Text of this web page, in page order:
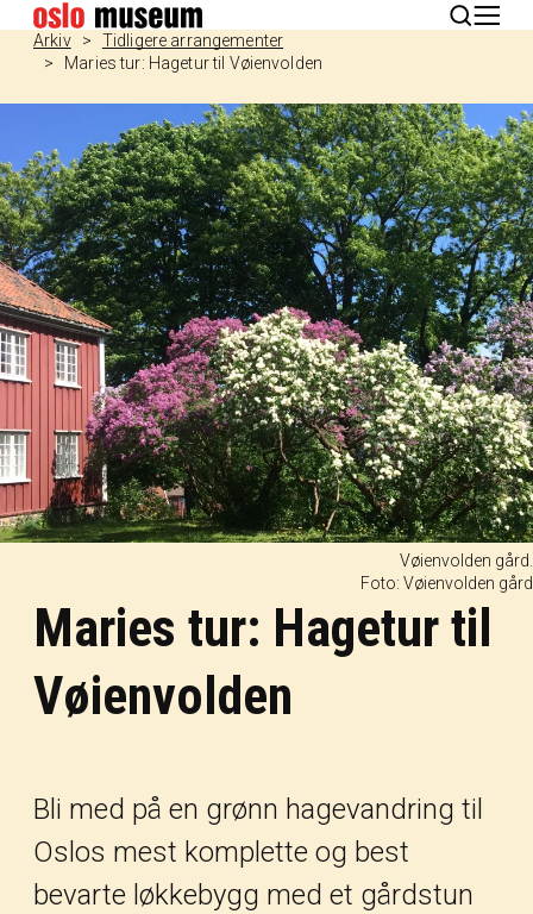
English
Arkiv
Tidligere arrangementer
Maries tur: Hagetur til Vøienvolden
Maries tur: Hagetur til
Vøienvolden
Vøienvolden gård.
Foto: Vøienvolden gård
Bli med på en grønn hagevandring til
Oslos mest komplette og best
bevarte løkkebygg med et gårdstun